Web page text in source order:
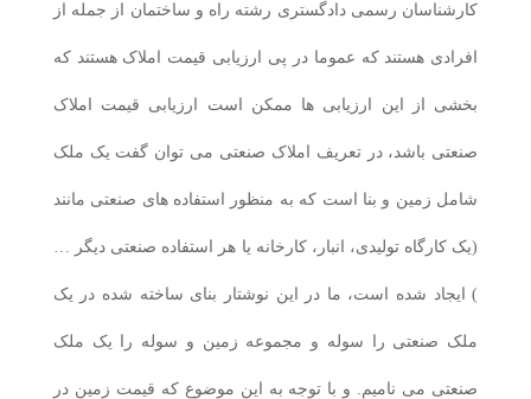
کارشناسان رسمی دادگستری رشته راه و ساختمان از جمله از
افرادی هستند که عموما در پی ارزیابی قیمت املاک هستند که
بخشی از این ارزیابی ها ممکن است ارزیابی قیمت املاک
صنعتی باشد، در تعریف املاک صنعتی می توان گفت یک ملک
شامل زمین و بنا است که به منظور استفاده های صنعتی مانند
(یک کارگاه تولیدی، انبار، کارخانه یا هر استفاده صنعتی دیگر …
) ایجاد شده است، ما در این نوشتار بنای ساخته شده در یک
ملک صنعتی را سوله و مجموعه زمین و سوله را یک ملک
صنعتی می نامیم. و با توجه به این موضوع که قیمت زمین در